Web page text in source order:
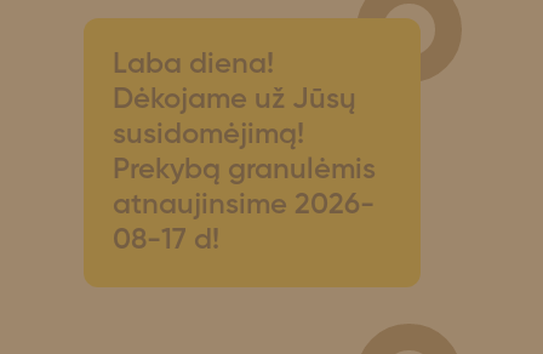
Laba diena!
Dėkojame už Jūsų
susidomėjimą!
Prekybą granulėmis
atnaujinsime 2026-
08-17 d!